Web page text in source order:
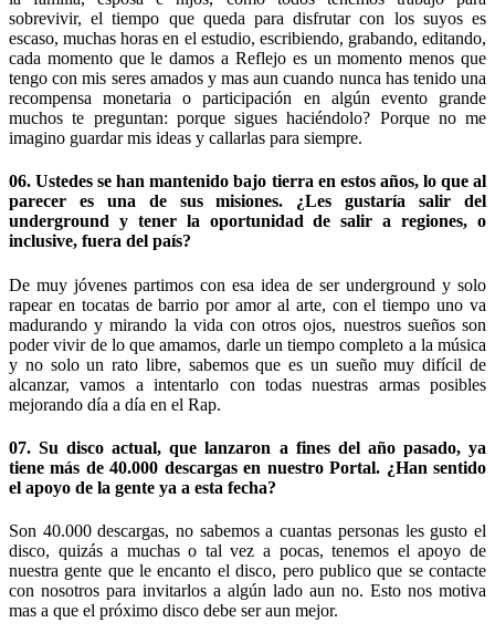
sobrevivir, el tiempo que queda para disfrutar con los suyos es
escaso, muchas horas en el estudio, escribiendo, grabando, editando,
cada momento que le damos a Reflejo es un momento menos que
tengo con mis seres amados y mas aun cuando nunca has tenido una
recompensa monetaria o participación en algún evento grande
muchos te preguntan: porque sigues haciéndolo? Porque no me
imagino guardar mis ideas y callarlas para siempre.
06. Ustedes se han mantenido bajo tierra en estos años, lo que al
parecer es una de sus misiones. ¿Les gustaría salir del
underground y tener la oportunidad de salir a regiones, o
inclusive, fuera del país?
De muy jóvenes partimos con esa idea de ser underground y solo
rapear en tocatas de barrio por amor al arte, con el tiempo uno va
madurando y mirando la vida con otros ojos, nuestros sueños son
poder vivir de lo que amamos, darle un tiempo completo a la música
y no solo un rato libre, sabemos que es un sueño muy difícil de
alcanzar, vamos a intentarlo con todas nuestras armas posibles
mejorando día a día en el Rap.
07. Su disco actual, que lanzaron a fines del año pasado, ya
tiene más de 40.000 descargas en nuestro Portal. ¿Han sentido
el apoyo de la gente ya a esta fecha?
Son 40.000 descargas, no sabemos a cuantas personas les gusto el
disco, quizás a muchas o tal vez a pocas, tenemos el apoyo de
nuestra gente que le encanto el disco, pero publico que se contacte
con nosotros para invitarlos a algún lado aun no. Esto nos motiva
mas a que el próximo disco debe ser aun mejor.